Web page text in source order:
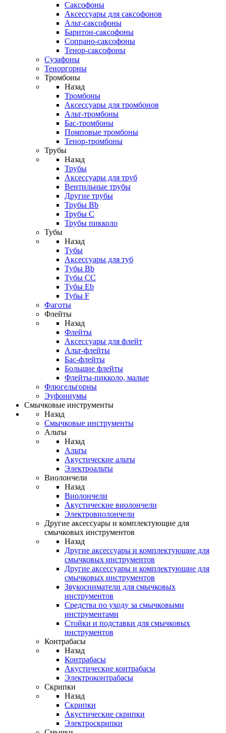
Саксофоны
Аксессуары для саксофонов
Альт-саксофоны
Баритон-саксофоны
Сопрано-саксофоны
Тенор-саксофоны
Сузафоны
Теноргорны
Тромбоны
Назад
Тромбоны
Аксессуары для тромбонов
Альт-тромбоны
Бас-тромбоны
Помповые тромбоны
Тенор-тромбоны
Трубы
Назад
Трубы
Аксессуары для труб
Вентильные трубы
Другие трубы
Трубы Bb
Трубы C
Трубы пикколо
Тубы
Назад
Тубы
Аксессуары для туб
Тубы Bb
Тубы CC
Тубы Eb
Тубы F
Фаготы
Флейты
Назад
Флейты
Аксессуары для флейт
Альт-флейты
Бас-флейты
Большие флейты
Флейты-пикколо, малые
Флюгельгорны
Эуфониумы
Смычковые инструменты
Назад
Смычковые инструменты
Альты
Назад
Альты
Акустические альты
Электроальты
Виолончели
Назад
Виолончели
Акустические виолончели
Электровиолончели
Другие аксессуары и комплектующие для
смычковых инструментов
Назад
Другие аксессуары и комплектующие для
смычковых инструментов
Другие аксессуары и комплектующие для
смычковых инструментов
Звукосниматели для смычковых
инструментов
Средства по уходу за смычковыми
инструментами
Стойки и подставки для смычковых
инструментов
Контрабасы
Назад
Контрабасы
Акустические контрабасы
Электроконтрабасы
Скрипки
Назад
Скрипки
Акустические скрипки
Электроскрипки